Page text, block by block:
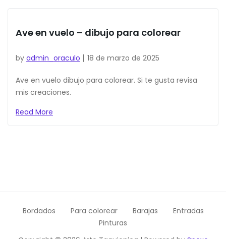
Ave en vuelo – dibujo para colorear
by admin_oraculo 18 de marzo de 2025
Ave en vuelo dibujo para colorear. Si te gusta revisa
mis creaciones.
Read More
Bordados Para colorear Barajas
Entradas
Pinturas